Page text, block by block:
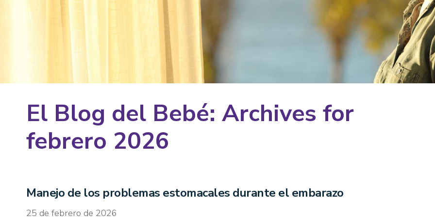
El Blog del Bebé: Archives for
febrero 2026
Manejo de los problemas estomacales durante el embarazo
25 de febrero de 2026